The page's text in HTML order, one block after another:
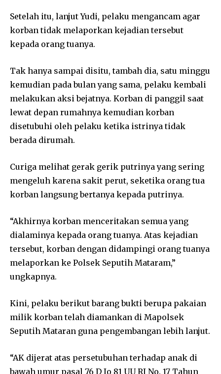
Setelah itu, lanjut Yudi, pelaku mengancam agar
korban tidak melaporkan kejadian tersebut
kepada orang tuanya.
Tak hanya sampai disitu, tambah dia, satu minggu
kemudian pada bulan yang sama, pelaku kembali
melakukan aksi bejatnya. Korban di panggil saat
lewat depan rumahnya kemudian korban
disetubuhi oleh pelaku ketika istrinya tidak
berada dirumah.
Curiga melihat gerak gerik putrinya yang sering
mengeluh karena sakit perut, seketika orang tua
korban langsung bertanya kepada putrinya.
“Akhirnya korban menceritakan semua yang
dialaminya kepada orang tuanya. Atas kejadian
tersebut, korban dengan didampingi orang tuanya
melaporkan ke Polsek Seputih Mataram,”
ungkapnya.
Kini, pelaku berikut barang bukti berupa pakaian
milik korban telah diamankan di Mapolsek
Seputih Mataran guna pengembangan lebih lanjut.
“AK dijerat atas persetubuhan terhadap anak di
bawah umur pasal 76 D Jo 81 UU RI No. 17 Tahun